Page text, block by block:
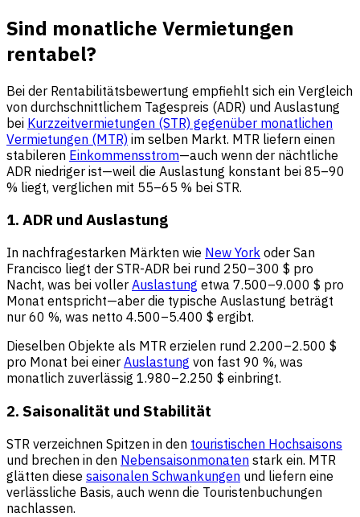
Sind monatliche Vermietungen
rentabel?
Bei der Rentabilitätsbewertung empfiehlt sich ein Vergleich
von durchschnittlichem Tagespreis (ADR) und Auslastung
bei Kurzzeitvermietungen (STR) gegenüber monatlichen
Vermietungen (MTR) im selben Markt. MTR liefern einen
stabileren Einkommensstrom—auch wenn der nächtliche
ADR niedriger ist—weil die Auslastung konstant bei 85–90
% liegt, verglichen mit 55–65 % bei STR.
1. ADR und Auslastung
In nachfragestarken Märkten wie New York oder San
Francisco liegt der STR-ADR bei rund 250–300 $ pro
Nacht, was bei voller Auslastung etwa 7.500–9.000 $ pro
Monat entspricht—aber die typische Auslastung beträgt
nur 60 %, was netto 4.500–5.400 $ ergibt.
Dieselben Objekte als MTR erzielen rund 2.200–2.500 $
pro Monat bei einer Auslastung von fast 90 %, was
monatlich zuverlässig 1.980–2.250 $ einbringt.
2. Saisonalität und Stabilität
STR verzeichnen Spitzen in den touristischen Hochsaisons
und brechen in den Nebensaisonmonaten stark ein. MTR
glätten diese saisonalen Schwankungen und liefern eine
verlässliche Basis, auch wenn die Touristenbuchungen
nachlassen.